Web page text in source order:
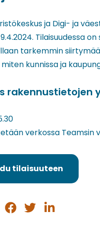
ja Digi- ja
Tilaisuudessa
tarkemmin
miten kunnissa ja
rakennustietojen
verkossa Teamsin
tilaisuuteen
Jaa
Jaa
Jaa